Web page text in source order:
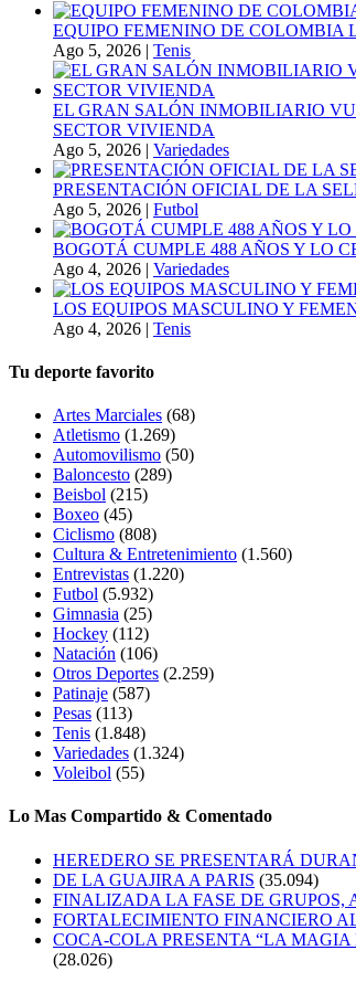
EQUIPO FEMENINO DE COLOMBIA
Ago 5, 2026 | Tenis
EL GRAN SALÓN INMOBILIARIO
SECTOR VIVIENDA
Ago 5, 2026 | Variedades
PRESENTACIÓN OFICIAL DE LA
Ago 5, 2026 | Futbol
BOGOTÁ CUMPLE 488 AÑOS Y LO
Ago 4, 2026 | Variedades
LOS EQUIPOS MASCULINO Y
Ago 4, 2026 | Tenis
Tu deporte favorito
Artes Marciales (68)
Atletismo (1.269)
Automovilismo (50)
Baloncesto (289)
Beisbol (215)
Boxeo (45)
Ciclismo (808)
Cultura & Entretenimiento (1.560)
Entrevistas (1.220)
Futbol (5.932)
Gimnasia (25)
Hockey (112)
Natación (106)
Otros Deportes (2.259)
Patinaje (587)
Pesas (113)
Tenis (1.848)
Variedades (1.324)
Voleibol (55)
Lo Mas Compartido & Comentado
HEREDERO SE PRESENTARÁ
DE LA GUAJIRA A PARIS (35.094)
FINALIZADA LA FASE DE GRUPOS,
FORTALECIMIENTO FINANCIERO
COCA-COLA PRESENTA “LA
(28.026)